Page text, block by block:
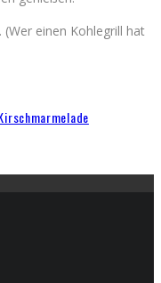
(Wer einen Kohlegrill hat